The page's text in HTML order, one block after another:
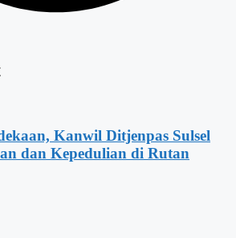
Kanwil Ditjenpas Sulsel
dan Kepedulian di Rutan